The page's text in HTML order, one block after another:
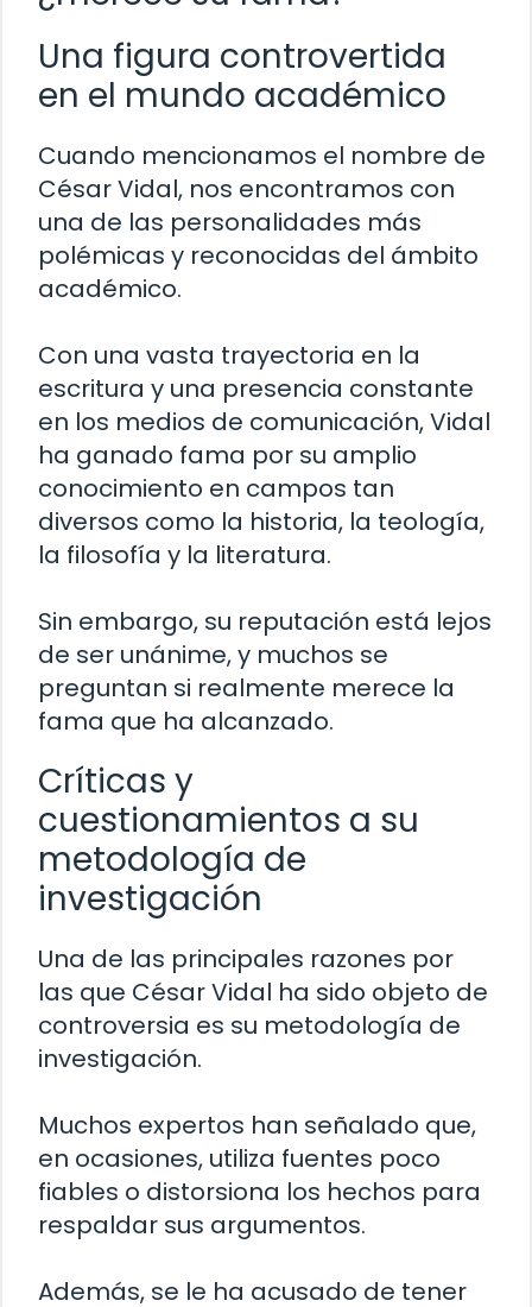
Una figura controvertida
en el mundo académico
Cuando mencionamos el nombre de
César Vidal, nos encontramos con
una de las personalidades más
polémicas y reconocidas del ámbito
académico.
Con una vasta trayectoria en la
escritura y una presencia constante
en los medios de comunicación, Vidal
ha ganado fama por su amplio
conocimiento en campos tan
diversos como la historia, la teología,
la filosofía y la literatura.
Sin embargo, su reputación está lejos
de ser unánime, y muchos se
preguntan si realmente merece la
fama que ha alcanzado.
Críticas y
cuestionamientos a su
metodología de
investigación
Una de las principales razones por
las que César Vidal ha sido objeto de
controversia es su metodología de
investigación.
Muchos expertos han señalado que,
en ocasiones, utiliza fuentes poco
fiables o distorsiona los hechos para
respaldar sus argumentos.
Además, se le ha acusado de tener